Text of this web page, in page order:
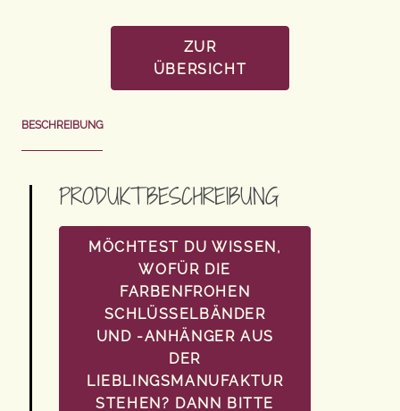
ZUR
ÜBERSICHT
BESCHREIBUNG
PRODUKTBESCHREIBUNG
MÖCHTEST DU WISSEN,
WOFÜR DIE
FARBENFROHEN
SCHLÜSSELBÄNDER
UND -ANHÄNGER AUS
DER
LIEBLINGSMANUFAKTUR
STEHEN? DANN BITTE